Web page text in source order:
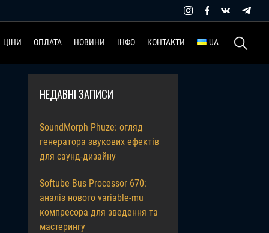
ЦІНИ ОПЛАТА НОВИНИ ІНФО КОНТАКТИ UA Пошук:
НЕДАВНІ ЗАПИСИ
SoundMorph Phuze: огляд
генератора звукових ефектів
для саунд-дизайну
Softube Bus Processor 670:
аналіз нового variable-mu
компресора для зведення та
мастерингу